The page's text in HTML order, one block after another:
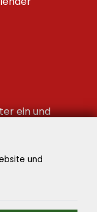
ein und
und